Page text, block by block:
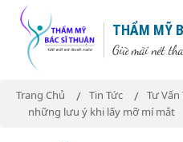
THẨM MỸ
Giữ mãi nét
Trang Chủ Tin Tức
Tư
những lưu ý khi lấy mỡ mí mắt